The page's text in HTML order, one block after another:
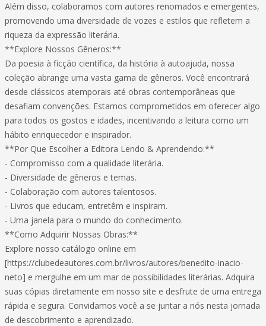
Além disso, colaboramos com autores renomados e emergentes,
promovendo uma diversidade de vozes e estilos que refletem a
riqueza da expressão literária.
**Explore Nossos Gêneros:**
Da poesia à ficção científica, da história à autoajuda, nossa
coleção abrange uma vasta gama de gêneros. Você encontrará
desde clássicos atemporais até obras contemporâneas que
desafiam convenções. Estamos comprometidos em oferecer algo
para todos os gostos e idades, incentivando a leitura como um
hábito enriquecedor e inspirador.
**Por Que Escolher a Editora Lendo & Aprendendo:**
- Compromisso com a qualidade literária.
- Diversidade de gêneros e temas.
- Colaboração com autores talentosos.
- Livros que educam, entretêm e inspiram.
- Uma janela para o mundo do conhecimento.
**Como Adquirir Nossas Obras:**
Explore nosso catálogo online em
[https://clubedeautores.com.br/livros/autores/benedito-inacio-
neto] e mergulhe em um mar de possibilidades literárias. Adquira
suas cópias diretamente em nosso site e desfrute de uma entrega
rápida e segura. Convidamos você a se juntar a nós nesta jornada
de descobrimento e aprendizado.